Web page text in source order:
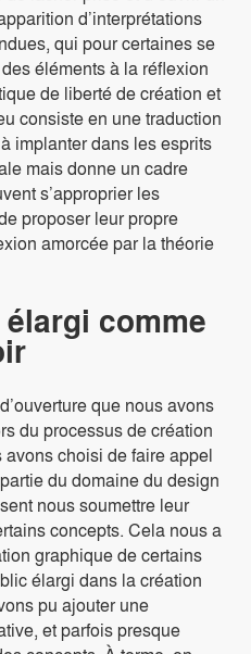
d’interprétations
qui pour certaines se
éléments à la réflexion
de liberté de création et
consiste en une traduction
implanter dans les esprits
mais donne un cadre
s’approprier les
proposer leur propre
amorcée par la théorie
comme
que nous avons
du processus de création
choisi de faire appel
du domaine du design
nous soumettre leur
concepts. Cela nous a
graphique de certains
élargi dans la création
pu ajouter une
et parfois presque